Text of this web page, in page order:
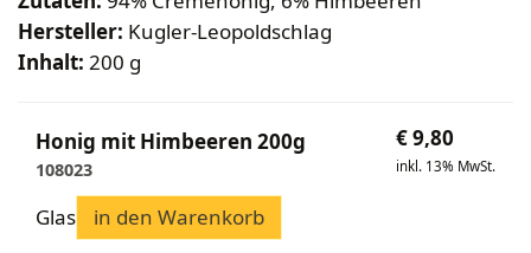
Wabenhonigwelt
Rähmchen & Zubehör
Diverses
Lagerung
Propolisernte
Pollenernte
Stockwaagen
Bienenluft
Imkerei
Bienengesundheit
Bienenweide
Honig & Bienenprodukte
Mundhygiene
Geschenke/Diverses
Hersteller: Kugler-Leopoldschlag
Inhalt: 200 g
Honig mit Himbeeren 200g
108023
€9,80
inkl. 13% MwSt.
Glas in den Warenkorb